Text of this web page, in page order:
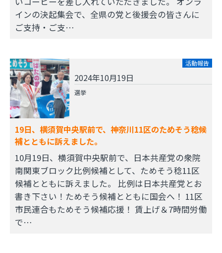
インの決起集会で、全県の党と後援会の皆さんに
ご支持・ご支…
活動報告
2024年10月19日
選挙
19日、横須賀中央駅前で、神奈川11区のためそう稔候
補とともに訴えました。
10月19日、横須賀中央駅前で、日本共産党の衆院
南関東ブロック比例候補として、ためそう稔11区
候補とともに訴えました。 比例は日本共産党とお
書き下さい！ためそう候補とともに国会へ！ 11区
市民連合もためそう候補応援！ 賃上げ＆7時間労働
で…